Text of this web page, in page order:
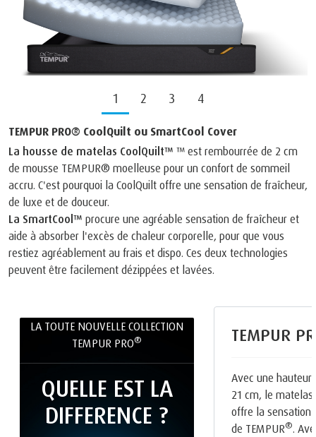
1 2 3 4
TEMPUR PRO® CoolQuilt ou SmartCool Cover
La housse de matelas CoolQuilt™ ™ est rembourrée de 2 cm
de mousse TEMPUR® moelleuse pour un confort de sommeil
accru. C'est pourquoi la CoolQuilt offre une sensation de fraîcheur,
de luxe et de douceur.
La SmartCool™ procure une agréable sensation de fraîcheur et
aide à absorber l'excès de chaleur corporelle, pour que vous
restiez agréablement au frais et dispo. Ces deux technologies
peuvent être facilement dézippées et lavées.
LA TOUTE NOUVELLE COLLECTION
TEMPUR PRO®
QUELLE EST LA
DIFFERENCE ?
TEMPUR
Avec une
21 cm, le matelas
offre la sensation
de TEMPUR®.